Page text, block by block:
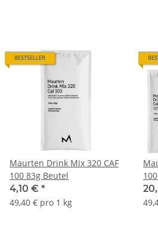
BESTSELLER
Maurten Drink Mix 320 CAF
100 83g Beutel
4,10 € *
49,40 € pro 1 kg